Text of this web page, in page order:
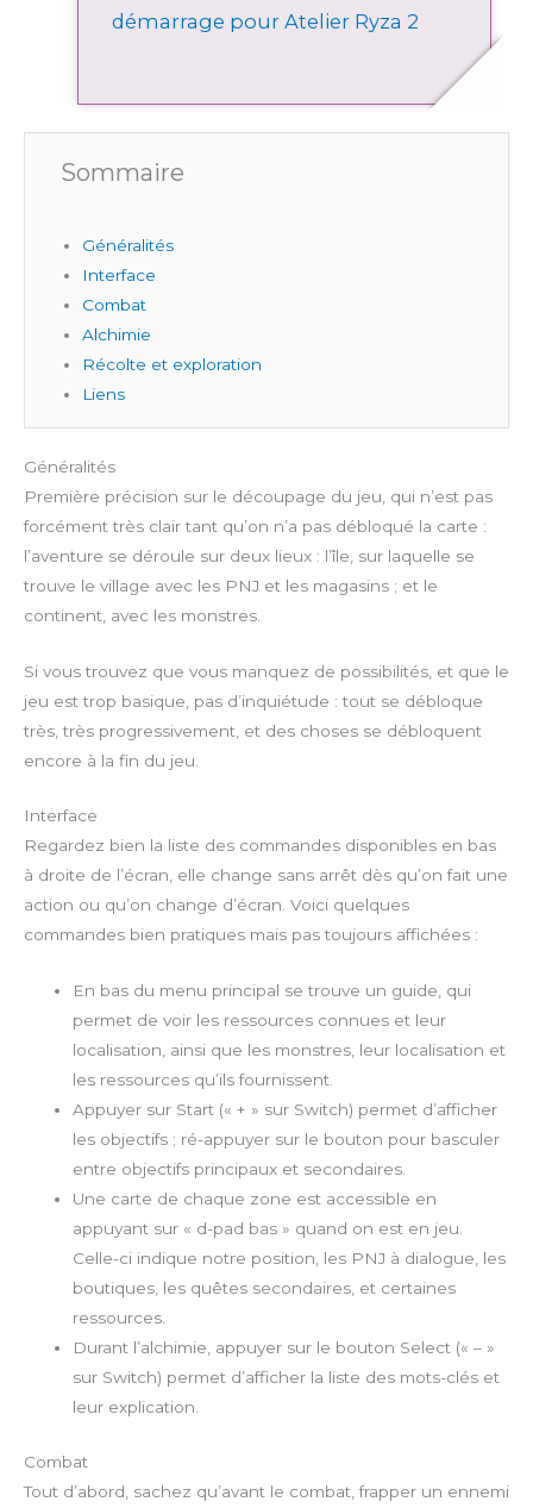
démarrage pour Atelier Ryza 2
Sommaire
Généralités
Interface
Combat
Alchimie
Récolte et exploration
Liens
Généralités
Première précision sur le découpage du jeu, qui n’est pas
forcément très clair tant qu’on n’a pas débloqué la carte :
l’aventure se déroule sur deux lieux : l’île, sur laquelle se
trouve le village avec les PNJ et les magasins ; et le
continent, avec les monstres.
Si vous trouvez que vous manquez de possibilités, et que le
jeu est trop basique, pas d’inquiétude : tout se débloque
très, très progressivement, et des choses se débloquent
encore à la fin du jeu.
Interface
Regardez bien la liste des commandes disponibles en bas
à droite de l’écran, elle change sans arrêt dès qu’on fait une
action ou qu’on change d’écran. Voici quelques
commandes bien pratiques mais pas toujours affichées :
En bas du menu principal se trouve un guide, qui
permet de voir les ressources connues et leur
localisation, ainsi que les monstres, leur localisation et
les ressources qu’ils fournissent.
Appuyer sur Start (« + » sur Switch) permet d’afficher
les objectifs ; ré-appuyer sur le bouton pour basculer
entre objectifs principaux et secondaires.
Une carte de chaque zone est accessible en
appuyant sur « d-pad bas » quand on est en jeu.
Celle-ci indique notre position, les PNJ à dialogue, les
boutiques, les quêtes secondaires, et certaines
ressources.
Durant l’alchimie, appuyer sur le bouton Select (« – »
sur Switch) permet d’afficher la liste des mots-clés et
leur explication.
Combat
Tout d’abord, sachez qu’avant le combat, frapper un ennemi